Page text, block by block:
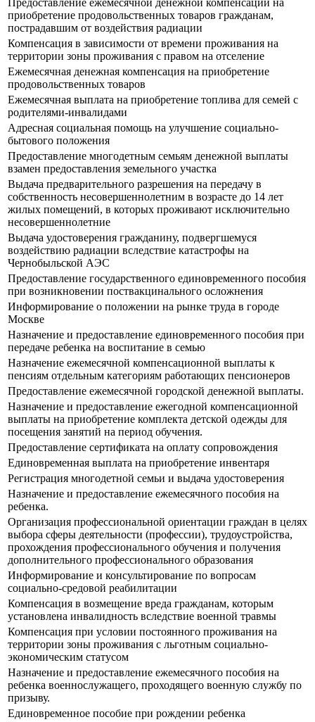
Предоставление ежемесячной денежной компенсации на
приобретение продовольственных товаров гражданам,
пострадавшим от воздействия радиации
Компенсация в зависимости от времени проживания на
территории зоны проживания с правом на отселение
Ежемесячная денежная компенсация на приобретение
продовольственных товаров
Ежемесячная выплата на приобретение топлива для семей с
родителями-инвалидами
Адресная социальная помощь на улучшение социально-
бытового положения
Предоставление многодетным семьям денежной выплаты
взамен предоставления земельного участка
Выдача предварительного разрешения на передачу в
собственность несовершеннолетним в возрасте до 14 лет
жилых помещений, в которых проживают исключительно
несовершеннолетние
Выдача удостоверения гражданину, подвергшемуся
воздействию радиации вследствие катастрофы на
Чернобыльской АЭС
Предоставление государственного единовременного пособия
при возникновении поствакцинального осложнения
Информирование о положении на рынке труда в городе
Москве
Назначение и предоставление единовременного пособия при
передаче ребенка на воспитание в семью
Назначение ежемесячной компенсационной выплаты к
пенсиям отдельным категориям работающих пенсионеров
Предоставление ежемесячной городской денежной выплаты.
Назначение и предоставление ежегодной компенсационной
выплаты на приобретение комплекта детской одежды для
посещения занятий на период обучения.
Предоставление сертификата на оплату сопровождения
Единовременная выплата на приобретение инвентаря
Регистрация многодетной семьи и выдача удостоверения
Назначение и предоставление ежемесячного пособия на
ребенка.
Организация профессиональной ориентации граждан в целях
выбора сферы деятельности (профессии), трудоустройства,
прохождения профессионального обучения и получения
дополнительного профессионального образования
Информирование и консультирование по вопросам
социально-средовой реабилитации
Компенсация в возмещение вреда гражданам, которым
установлена инвалидность вследствие военной травмы
Компенсация при условии постоянного проживания на
территории зоны проживания с льготным социально-
экономическим статусом
Назначение и предоставление ежемесячного пособия на
ребенка военнослужащего, проходящего военную службу по
призыву.
Единовременное пособие при рождении ребенка